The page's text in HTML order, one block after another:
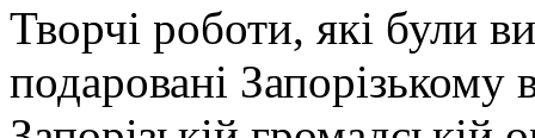
Творчі роботи, які були
подаровані